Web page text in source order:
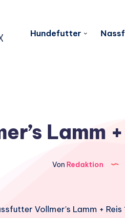
Hundefutter
Lamm
Von Redaktion
Vollmer’s Lamm +